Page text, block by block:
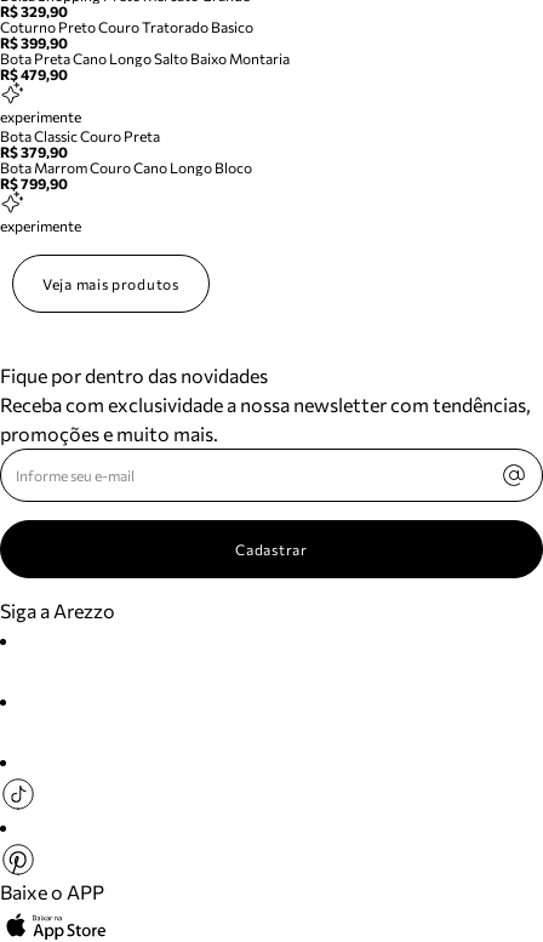
R$ 329,90
Coturno Preto Couro Tratorado Basico
R$ 399,90
Bota Preta Cano Longo Salto Baixo Montaria
R$ 479,90
experimente
Bota Classic Couro Preta
R$ 379,90
Bota Marrom Couro Cano Longo Bloco
R$ 799,90
experimente
Veja mais produtos
Fique por dentro das novidades
Receba com exclusividade a nossa newsletter com tendências,
promoções e muito mais.
Cadastrar
Siga a Arezzo
Baixe o APP